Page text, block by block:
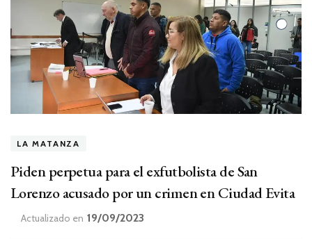
LA MATANZA
Piden perpetua para el exfutbolista de San
Lorenzo acusado por un crimen en Ciudad Evita
Actualizado en 19/09/2023